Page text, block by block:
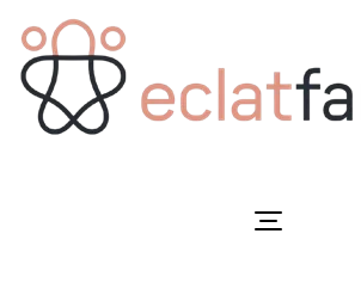
au
contenu
(Pressez